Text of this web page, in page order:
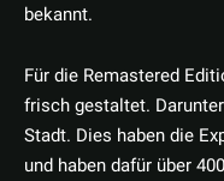
bekannt.
Für die Remastered
frisch gestaltet.
Stadt. Dies haben die
und haben dafür über